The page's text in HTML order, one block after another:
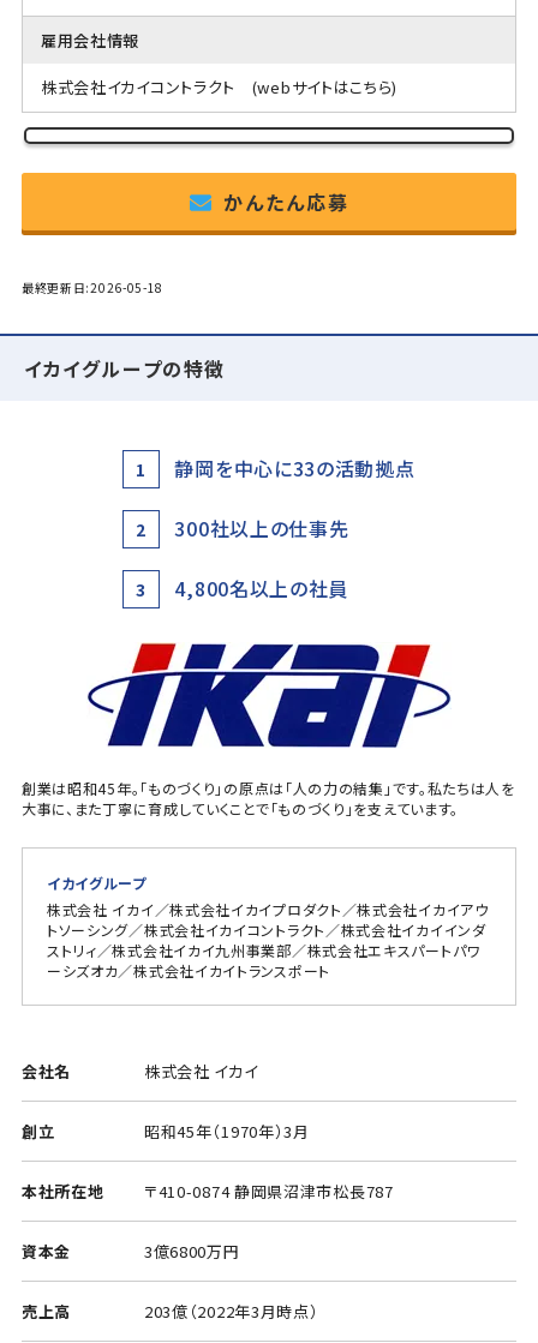
雇用会社情報
株式会社イカイコントラクト (webサイトはこちら)
かんたん応募
最終更新日:2026-05-18
イカイグループの特徴
1 静岡を中心に33の活動拠点
2 300社以上の仕事先
3 4,800名以上の社員
創業は昭和45年。「ものづくり」の原点は「人の力の結集」です。私たちは人を
大事に、また丁寧に育成していくことで「ものづくり」を支えています。
イカイグループ
株式会社 イカイ／株式会社イカイプロダクト／株式会社イカイアウ
トソーシング／株式会社イカイコントラクト／株式会社イカイインダ
ストリィ／株式会社イカイ九州事業部／株式会社エキスパートパワ
ーシズオカ／株式会社イカイトランスポート
会社名 株式会社 イカイ
創立 昭和45年（1970年）3月
本社所在地 〒410-0874 静岡県沼津市松長787
資本金 3億6800万円
売上高 203億（2022年3月時点）